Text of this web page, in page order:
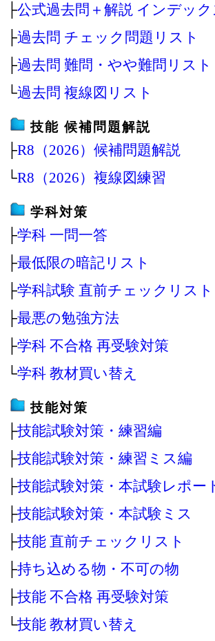
├公式過去問＋解説 インデック
├過去問 チェック問題リスト
├過去問 難問・やや難問リスト
└過去問 複線図リスト
技能 候補問題解説
├R8（2026）候補問題解説
└R8（2026）複線図練習
学科対策
├学科 一問一答
├最低限の暗記リスト
├学科試験 直前チェックリスト
├最悪の勉強方法
├学科 不合格 再受験対策
└学科 教材買い替え
技能対策
├技能試験対策・練習編
├技能試験対策・練習ミス編
├技能試験対策・本試験レポー
├技能試験対策・本試験ミス
├技能 直前チェックリスト
├持ち込める物・不可の物
├技能 不合格 再受験対策
└技能 教材買い替え